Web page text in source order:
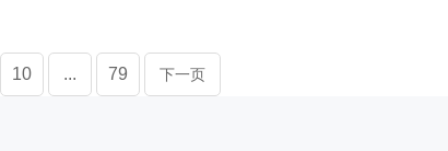
10 ... 79 下一页